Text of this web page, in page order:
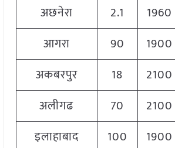
अछनेरा
2.1 1960
आगरा
90 1900
अकबरपुर
18 2100
अलीगढ
70 2100
इलाहाबाद
100 1900